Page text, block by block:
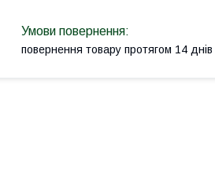
повернення товару протягом 14 днів